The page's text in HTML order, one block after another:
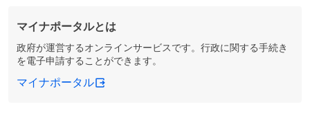
マイナポータルとは
政府が運営するオンラインサービスです。行政に関する手続き
を電子申請することができます。
マイナポータル